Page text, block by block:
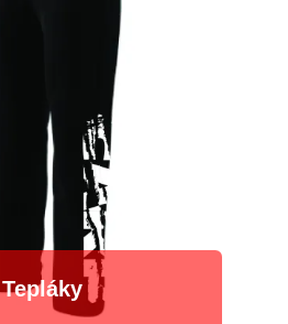
Tepláky